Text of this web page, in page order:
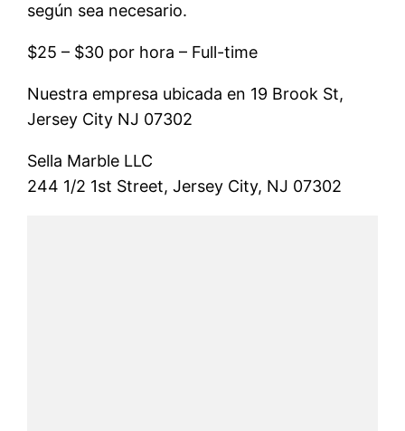
según sea necesario.
$25 – $30 por hora – Full-time
Nuestra empresa ubicada en 19 Brook St,
Jersey City NJ 07302
Sella Marble LLC
244 1/2 1st Street, Jersey City, NJ 07302